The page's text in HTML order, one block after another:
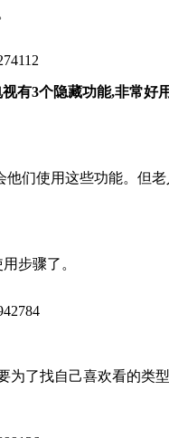
有3个隐藏功能,非常好
们使用这些功能。但
步骤了。
了找自己喜欢看的类